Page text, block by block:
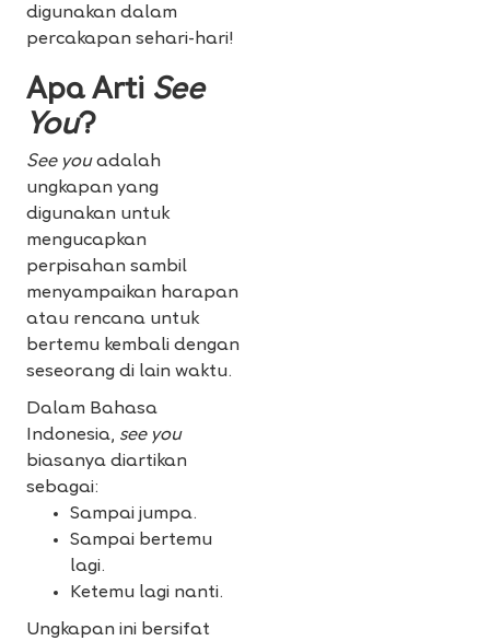
digunakan dalam
percakapan sehari-hari!
Apa Arti See
You?
See youadalah
ungkapan yang
digunakan untuk
mengucapkan
perpisahan sambil
menyampaikan harapan
atau rencana untuk
bertemu kembali dengan
seseorang di lain waktu.
Dalam Bahasa
Indonesia, see you
biasanya diartikan
sebagai:
Sampai jumpa.
Sampai bertemu
lagi.
Ketemu lagi nanti.
Ungkapan ini bersifat